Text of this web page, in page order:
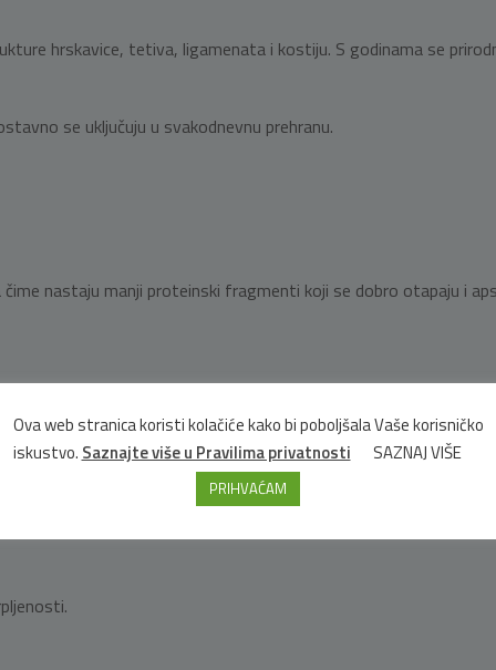
hrskavice, tetiva, ligamenata i kostiju. S godinama se
se uključuju u svakodnevnu prehranu.
nastaju manji proteinski fragmenti koji se dobro otapaju i
hrskavice, kostiju i kože.
Ova web stranica koristi kolačiće kako bi poboljšala Vaše korisničko
iskustvo. Saznajte više u Pravilima privatnosti SAZNAJ VIŠE
PRIHVAĆAM